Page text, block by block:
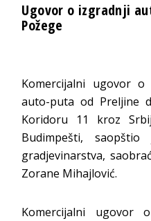
Ugovor o izgradnji
Požege
Komercijalni ugovor o
auto-puta od Preljine
Koridoru 11 kroz
Budimpešti,
gradjevinarstva,
Zorane Mihajlović.
Komercijalni ugovor